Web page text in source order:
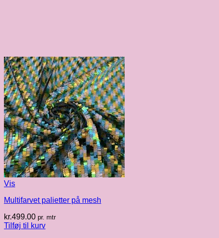
Vis
Multifarvet palietter på mesh
kr.499.00 pr. mtr
Tilføj til kurv